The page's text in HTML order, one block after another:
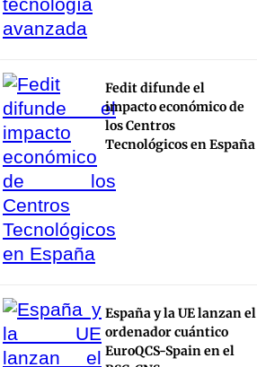
Fedit difunde el
impacto económico de
los Centros
Tecnológicos en España
España y la UE lanzan el
ordenador cuántico
EuroQCS-Spain en el